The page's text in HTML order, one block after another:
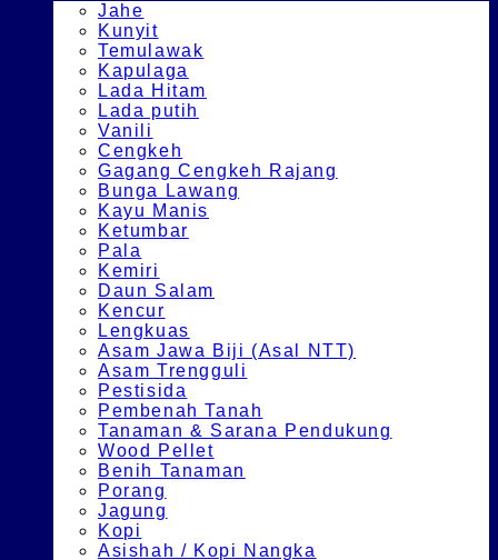
Jahe
Kunyit
Temulawak
Kapulaga
Lada Hitam
Lada putih
Vanili
Cengkeh
Gagang Cengkeh Rajang
Bunga Lawang
Kayu Manis
Ketumbar
Pala
Kemiri
Daun Salam
Kencur
Lengkuas
Asam Jawa Biji (Asal NTT)
Asam Trengguli
Pestisida
Pembenah Tanah
Tanaman & Sarana Pendukung
Wood Pellet
Benih Tanaman
Porang
Jagung
Kopi
Asishah / Kopi Nangka